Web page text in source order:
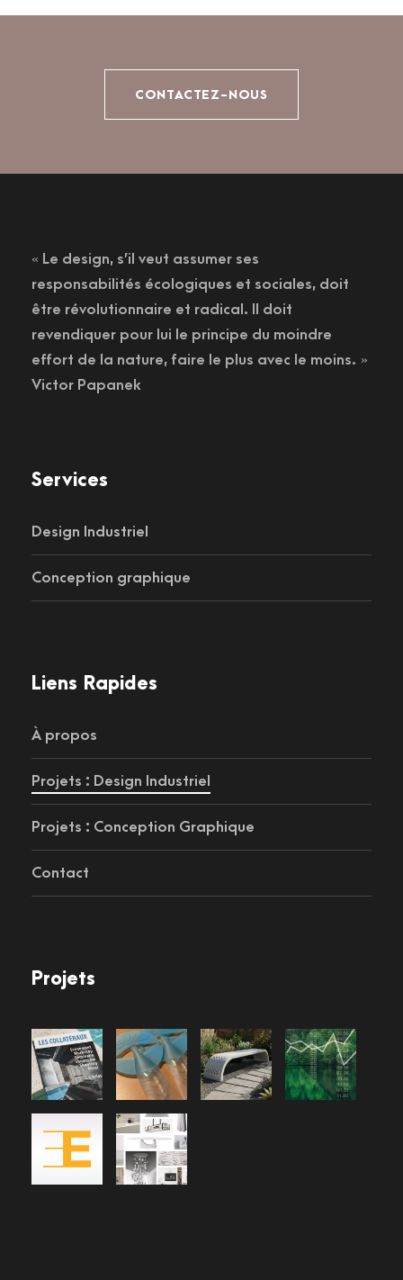
CONTACTEZ-NOUS
« Le design, s’il veut assumer ses
responsabilités écologiques et sociales, doit
être révolutionnaire et radical. Il doit
revendiquer pour lui le principe du moindre
effort de la nature, faire le plus avec le moins. »
Victor Papanek
Services
Design Industriel
Conception graphique
Liens Rapides
À propos
Projets : Design Industriel
Projets : Conception Graphique
Contact
Projets